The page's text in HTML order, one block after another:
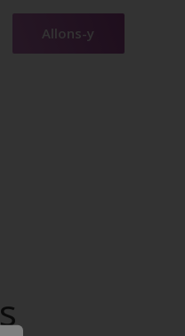
Allons-y